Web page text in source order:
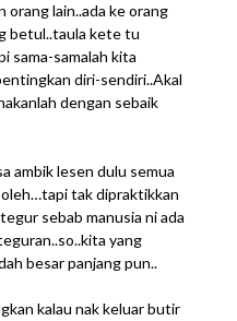
orang lain..ada ke orang
betul..taula kete tu
sama-samalah kita
diri-sendiri..Akal
dengan sebaik
ambik lesen dulu semua
tak dipraktikkan
sebab manusia ni ada
yang
besar panjang pun..
kalau nak keluar butir